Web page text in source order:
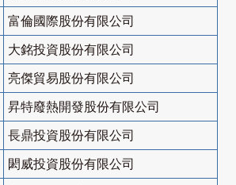
富倫國際股份有限公司
大銘投資股份有限公司
亮傑貿易股份有限公司
昇特廢熱開發股份有限公司
長鼎投資股份有限公司
閎威投資股份有限公司